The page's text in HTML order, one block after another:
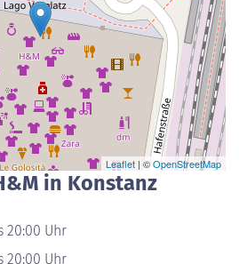
Leaflet | ©OpenStreetMap
in Konstanz
20:00 Uhr
20:00 Uhr